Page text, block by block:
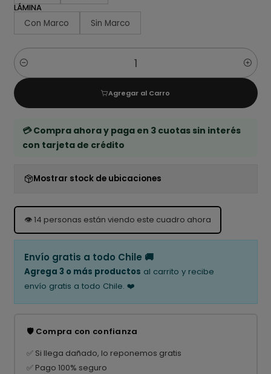
LÁMINA
Con Marco Sin Marco
Cantidad
Agregar al Carro
💳 Compra ahora y paga en 3 cuotas sin interés
con tarjeta de crédito
Mostrar stock de ubicaciones
👁️14 personas están viendo este cuadro ahora
Envío gratis a todo Chile 🚚
Agrega 3 o más productos al carrito y recibe
envío gratis a todo Chile. ❤️
🛡️ Compra con confianza
✅ Si llega dañado, lo reponemos gratis
✅ Pago 100% seguro